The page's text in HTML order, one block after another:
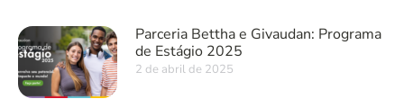
Parceria Bettha e Givaudan: Programa
de Estágio 2025
2 de abril de 2025